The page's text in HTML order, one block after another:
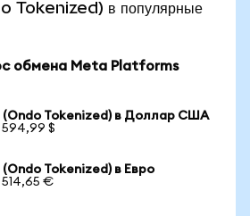
Tokenized) в популярные
обмена Meta Platforms
Tokenized) в Доллар США
594,99 $
Tokenized) в Евро
514,65 €